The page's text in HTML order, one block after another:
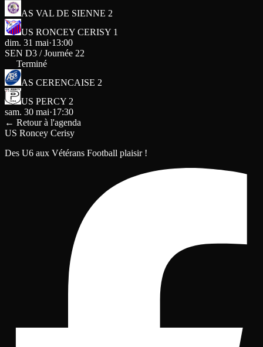
AS VAL DE SIENNE 2
US RONCEY CERISY 1
dim. 31 mai·13:00
SEN D3 / Journée 22
Terminé
AS CERENCAISE 2
US PERCY 2
sam. 30 mai·17:30
← Retour à l'agenda
US Roncey Cerisy
Des U6 aux Vétérans Football plaisir !